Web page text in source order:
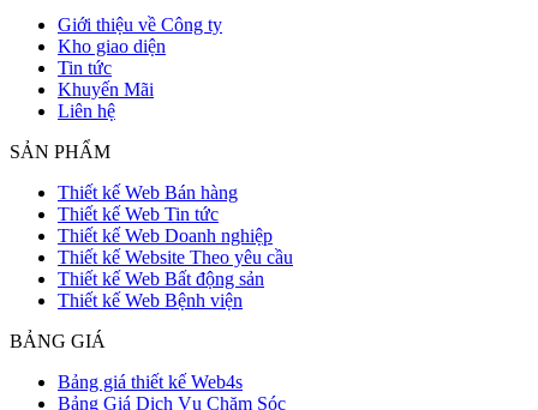
Giới thiệu về Công ty
Kho giao diện
Tin tức
Khuyến Mãi
Liên hệ
SẢN PHẨM
Thiết kế Web Bán hàng
Thiết kế Web Tin tức
Thiết kế Web Doanh nghiệp
Thiết kế Website Theo yêu cầu
Thiết kế Web Bất động sản
Thiết kế Web Bệnh viện
BẢNG GIÁ
Bảng giá thiết kế Web4s
Bảng Giá Dịch Vụ Chăm Sóc